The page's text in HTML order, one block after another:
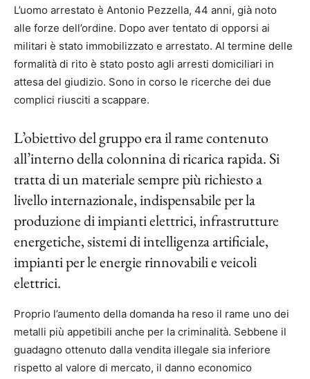
L’uomo arrestato è Antonio Pezzella, 44 anni, già noto
alle forze dell’ordine. Dopo aver tentato di opporsi ai
militari è stato immobilizzato e arrestato. Al termine delle
formalità di rito è stato posto agli arresti domiciliari in
attesa del giudizio. Sono in corso le ricerche dei due
complici riusciti a scappare.
L’obiettivo del gruppo era il rame contenuto
all’interno della colonnina di ricarica rapida. Si
tratta di un materiale sempre più richiesto a
livello internazionale, indispensabile per la
produzione di impianti elettrici, infrastrutture
energetiche, sistemi di intelligenza artificiale,
impianti per le energie rinnovabili e veicoli
elettrici.
Proprio l’aumento della domanda ha reso il rame uno dei
metalli più appetibili anche per la criminalità. Sebbene il
guadagno ottenuto dalla vendita illegale sia inferiore
rispetto al valore di mercato, il danno economico